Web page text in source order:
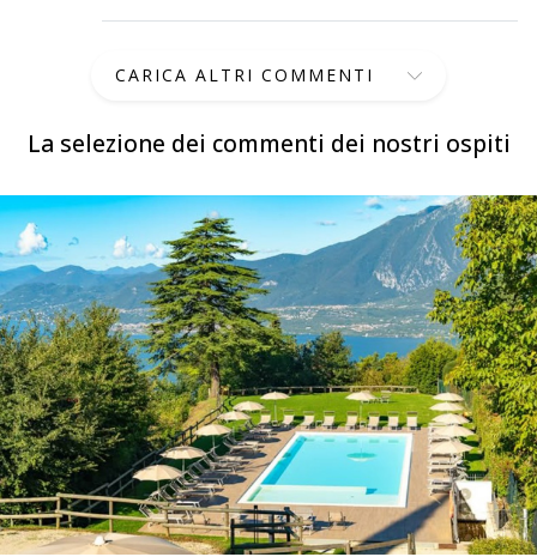
La selezione dei commenti dei nostri ospiti
CARICA ALTRI COMMENTI